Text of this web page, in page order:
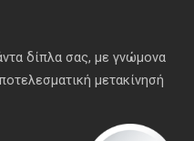
δίπλα σας, με γνώμονα
μετακίνησή